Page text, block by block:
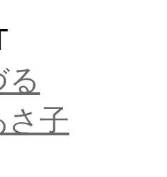
る
さ子